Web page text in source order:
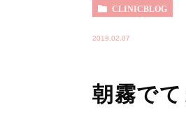
CLINICBLOG
2019.02.07
朝霧でて